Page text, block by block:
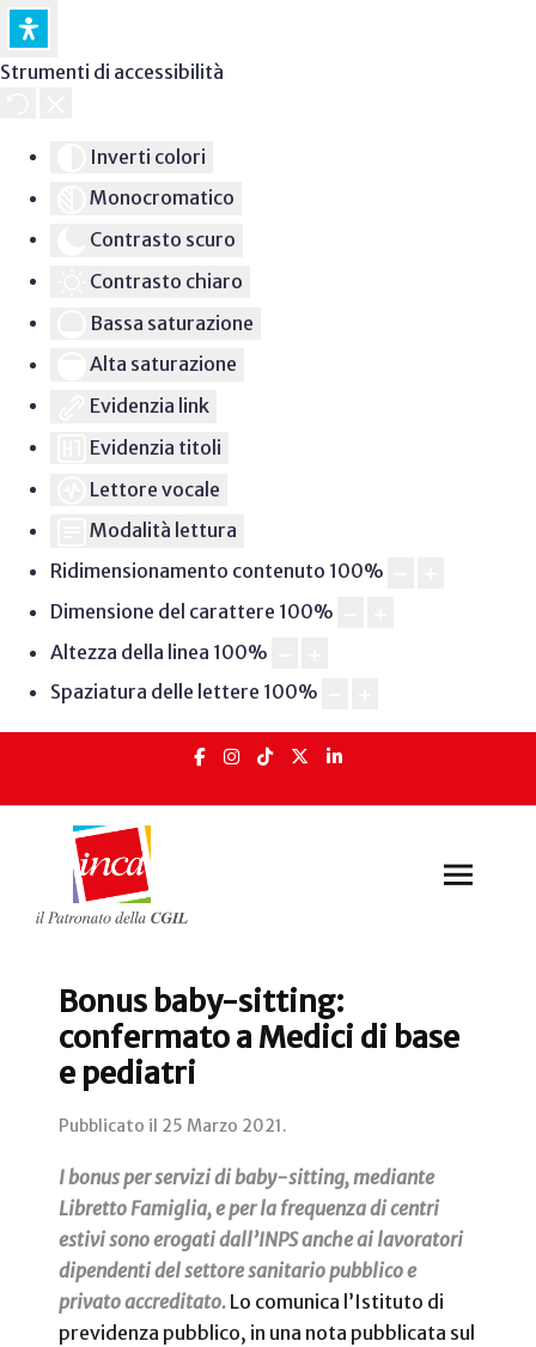
Strumenti di accessibilità
Inverti colori
Monocromatico
Contrasto scuro
Contrasto chiaro
Bassa saturazione
Alta saturazione
Evidenzia link
Evidenzia titoli
Lettore vocale
Modalità lettura
Ridimensionamento contenuto 100%
Dimensione del carattere 100%
Altezza della linea 100%
Spaziatura delle lettere 100%
Bonus baby-sitting:
confermato a Medici di base
e pediatri
Pubblicato il 25 Marzo 2021.
I bonus per servizi di baby-sitting, mediante
Libretto Famiglia, e per la frequenza di centri
estivi sono erogati dall’INPS anche ai lavoratori
dipendenti del settore sanitario pubblico e
privato accreditato. Lo comunica l’Istituto di
previdenza pubblico, in una nota pubblicata sul